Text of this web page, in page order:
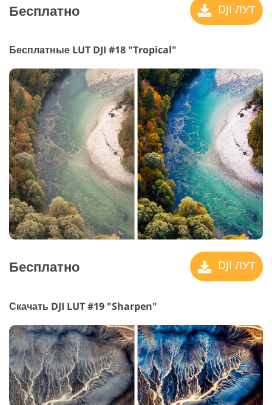
Бесплатно DJI ЛУТ
Бесплатные LUT DJI #18 "Tropical"
Бесплатно DJI ЛУТ
Скачать DJI LUT #19 "Sharpen"